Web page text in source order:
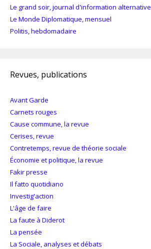
Le grand soir, journal d'information alternative
Le Monde Diplomatique, mensuel
Politis, hebdomadaire
Revues, publications
Avant Garde
Carnets rouges
Cause commune, la revue
Cerises, revue
Contretemps, revue de théorie sociale
Économie et politique, la revue
Fakir presse
Il fatto quotidiano
Investig'action
L'âge de faire
La faute à Diderot
La pensée
La Sociale, analyses et débats